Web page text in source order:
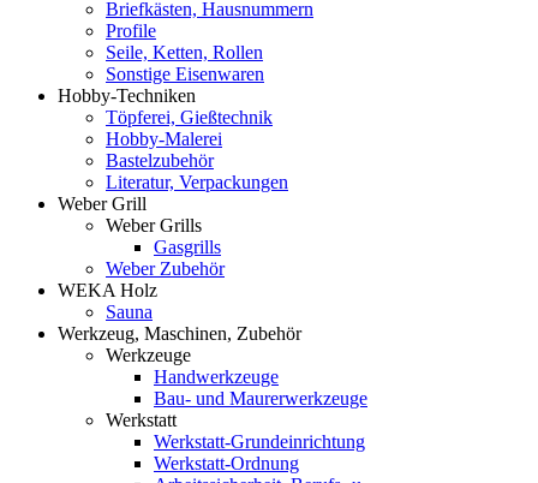
Briefkästen, Hausnummern
Profile
Seile, Ketten, Rollen
Sonstige Eisenwaren
Hobby-Techniken
Töpferei, Gießtechnik
Hobby-Malerei
Bastelzubehör
Literatur, Verpackungen
Weber Grill
Weber Grills
Gasgrills
Weber Zubehör
WEKA Holz
Sauna
Werkzeug, Maschinen, Zubehör
Werkzeuge
Handwerkzeuge
Bau- und Maurerwerkzeuge
Werkstatt
Werkstatt-Grundeinrichtung
Werkstatt-Ordnung